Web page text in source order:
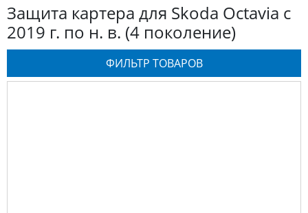
Защита картера для Skoda Octavia с
2019 г. по н. в. (4 поколение)
ФИЛЬТР ТОВАРОВ